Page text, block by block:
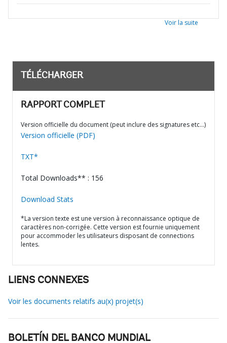
Voir la suite
TÉLÉCHARGER
RAPPORT COMPLET
Version officielle du document (peut inclure des signatures etc…)
Version officielle (PDF)
TXT*
Total Downloads** : 156
Download Stats
*La version texte est une version à reconnaissance optique de
caractères non-corrigée. Cette version est fournie uniquement
pour accommoder les utilisateurs disposant de connections
lentes.
LIENS CONNEXES
Voir les documents relatifs au(x) projet(s)
BOLETÍN DEL BANCO MUNDIAL